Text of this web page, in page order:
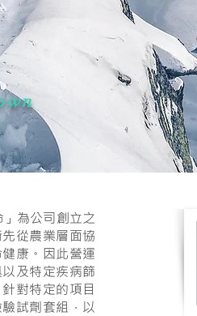
為公司創立之
從農業層面協
康。因此營運
及特定疾病篩
對特定的項目
試劑套組，以